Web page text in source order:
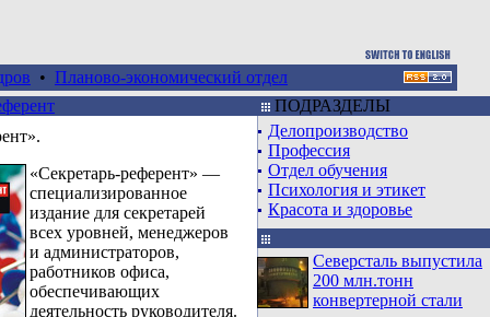
• Планово-экономический отдел
«Секретарь-референт» —
специализированное
издание для секретарей
всех уровней, менеджеров
и администраторов,
работников офиса,
обеспечивающих
деятельность руководителя.
ПОДРАЗДЕЛЫ
Делопроизводство
Профессия
Отдел обучения
Психология и этикет
Красота и здоровье
Северсталь выпустила
200 млн.тонн
конвертерной стали